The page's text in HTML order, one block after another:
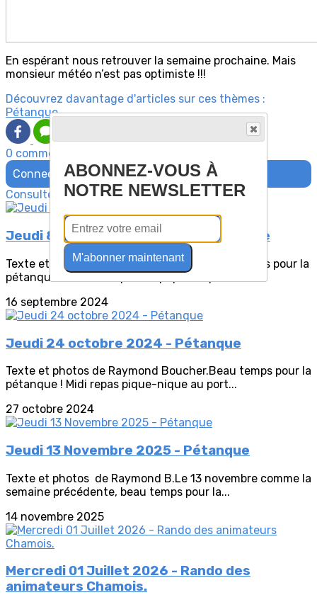
En espérant nous retrouver la semaine prochaine. Mais
monsieur météo n’est pas optimiste !!!
Découvrez davantage d'articles sur ces thèmes :
Pétanque
0 commentaire(s)
Connectez-vous pour laisser un commentaire
Consultez également
Jeudi 8 février 2024 - Sortie Pétanque
Texte et photos de Raymond BoucherBeau temps pour la
pétanque, moins bon pour le pique-nique....
16 septembre 2024
Jeudi 24 octobre 2024 - Pétanque
Texte et photos de Raymond Boucher.Beau temps pour la
pétanque ! Midi repas pique-nique au port...
27 octobre 2024
Jeudi 13 Novembre 2025 - Pétanque
Texte et photos de Raymond B.Le 13 novembre comme la
semaine précédente, beau temps pour la...
14 novembre 2025
Mercredi 01 Juillet 2026 - Rando des
animateurs Chamois.
ABONNEZ-VOUS À
NOTRE NEWSLETTER
M'abonner maintenant